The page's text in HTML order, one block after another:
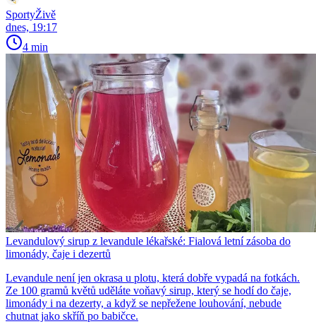
SportyŽivě
dnes, 19:17
4 min
Levandulový sirup z levandule lékařské: Fialová letní zásoba do
limonády, čaje i dezertů
Levandule není jen okrasa u plotu, která dobře vypadá na fotkách.
Ze 100 gramů květů uděláte voňavý sirup, který se hodí do čaje,
limonády i na dezerty, a když se nepřežene louhování, nebude
chutnat jako skříň po babičce.